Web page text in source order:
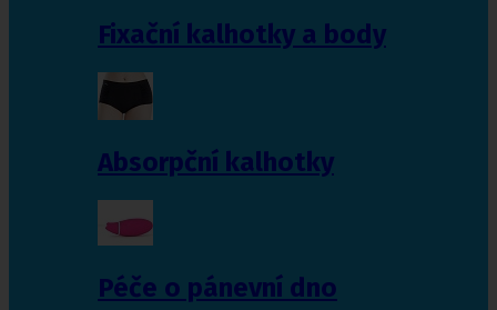
Fixační kalhotky a body
Absorpční kalhotky
Péče o pánevní dno